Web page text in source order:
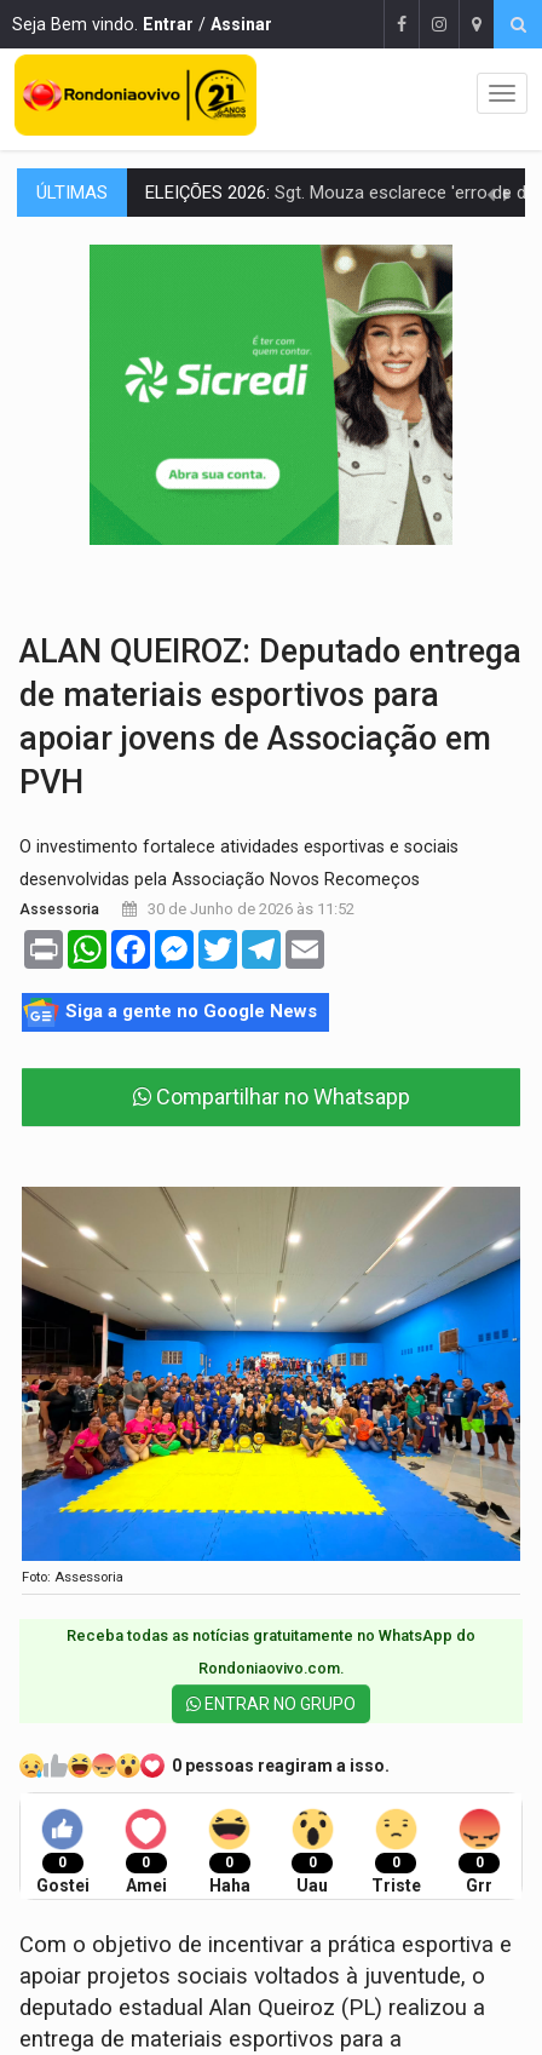
Seja Bem vindo. Entrar / Assinar
ÚLTIMAS JUDICIÁRIO:Sinjur parabeniza servidores pelo adicional de incentivo com
Publicação Legal:AVISO DE LICITAÇÃO: Pregão Eletrônico Nº 12/2026
Polícia apreende mais de uma tonelada de drogas em fundo
PRESENTES: Confira os sorteados na promoção
VOVÔ LADRÃO:Idoso é filmado furtando bicicleta na frente
Comarca de Nova Mamoré terá seu primeiro
ADAILTON FÚRIA: Assessoria denuncia suposto ataque com perfis
VÍDEO: Motoboy de delivery sofre fratura após mulher
ALAN QUEIROZ: Deputado entrega
de materiais esportivos para
apoiar jovens de Associação em
PVH
O investimento fortalece atividades esportivas e sociais
desenvolvidas pela Associação Novos Recomeços
Assessoria 30 de Junho de 2026 às 11:52
Print WhatsAppFacebookMessenger
TwitterTelegram
Siga a gente no Google News
Compartilhar no Whatsapp
Foto: Assessoria
Receba todas as notícias gratuitamente no WhatsApp do
Rondoniaovivo.com.​
ENTRAR NO GRUPO
0 pessoas reagiram a isso.
0
Gostei
0
Amei
0
Haha
0
Uau
0
Triste
0
Grr
Com o objetivo de incentivar a prática esportiva e
apoiar projetos sociais voltados à juventude, o
deputado estadual Alan Queiroz (PL) realizou a
entrega de materiais esportivos para a